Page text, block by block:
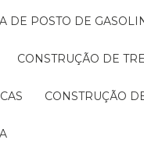
DE POSTO DE
CONSTRUÇÃO DE
CONSTRUÇÃO